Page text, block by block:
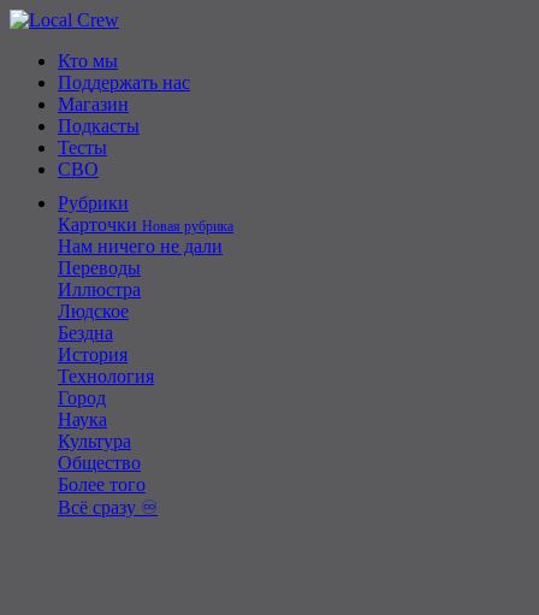
Кто мы
Поддержать нас
Магазин
Подкасты
Тесты
СВО
Рубрики
Карточки Новая рубрика
Нам ничего не дали
Переводы
Иллюстра
Людское
Бездна
История
Технология
Город
Наука
Культура
Общество
Более того
Всё сразу ♾️